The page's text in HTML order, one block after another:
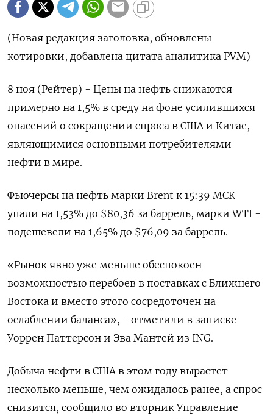
(Новая редакция заголовка, обновлены
котировки, добавлена цитата аналитика PVM)
8 ноя (Рейтер) - Цены на нефть снижаются
примерно на 1,5% в среду на фоне усилившихся
опасений о сокращении спроса в США и Китае,
являющимися основными потребителями
нефти в мире.
Фьючерсы на нефть марки Brent к 15:39 МСК
упали на 1,53% до $80,36 за баррель, марки WTI -
подешевели на 1,65% до $76,09 за баррель.
«Рынок явно уже меньше обеспокоен
возможностью перебоев в поставках с Ближнего
Востока и вместо этого сосредоточен на
ослаблении баланса», - отметили в записке
Уоррен Паттерсон и Эва Мантей из ING.
Добыча нефти в США в этом году вырастет
несколько меньше, чем ожидалось ранее, а спрос
снизится, сообщило во вторник Управление